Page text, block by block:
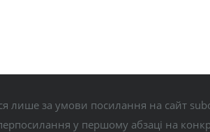
лише за умови посилання на сайт
у першому абзаці на